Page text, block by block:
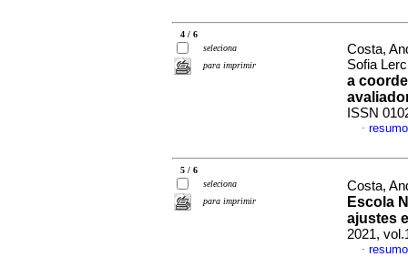
4 / 6
seleciona
para imprimir
Costa,
Sofia
a
ISSN
·
5 / 6
seleciona
para imprimir
Costa,
Escola
ajustes
2021,
·